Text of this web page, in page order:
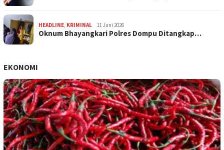
HEADLINE KRIMINAL 11 Juni 2026
Oknum Bhayangkari Polres Dompu Ditangkap…
EKONOMI